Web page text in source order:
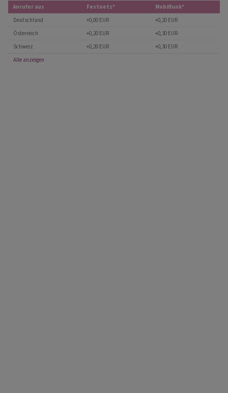
Anrufer aus Festnetz*
Mobilfunk*
Deutschland
+0,00 EUR
+0,20 EUR
Österreich
+0,20 EUR
+0,30 EUR
Schweiz
+0,20 EUR
+0,30 EUR
Alle anzeigen